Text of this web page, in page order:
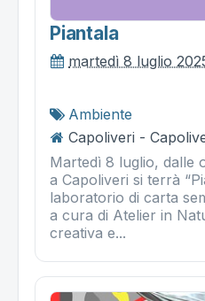
Piantala
martedì 8 luglio
Ambiente
Capoliveri -
Martedì 8 luglio, dalle
a Capoliveri si terrà
laboratorio di carta
a cura di Atelier in
creativa e...